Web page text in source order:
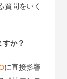
質問をいく
か？
に直接影響